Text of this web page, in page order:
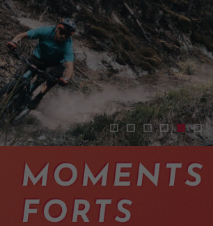
mountain-bike-
vtt-enduro-
navettes-vtt-
navette-
MOMENTS
FORTS